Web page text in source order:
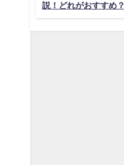
説！どれがおすすめ？